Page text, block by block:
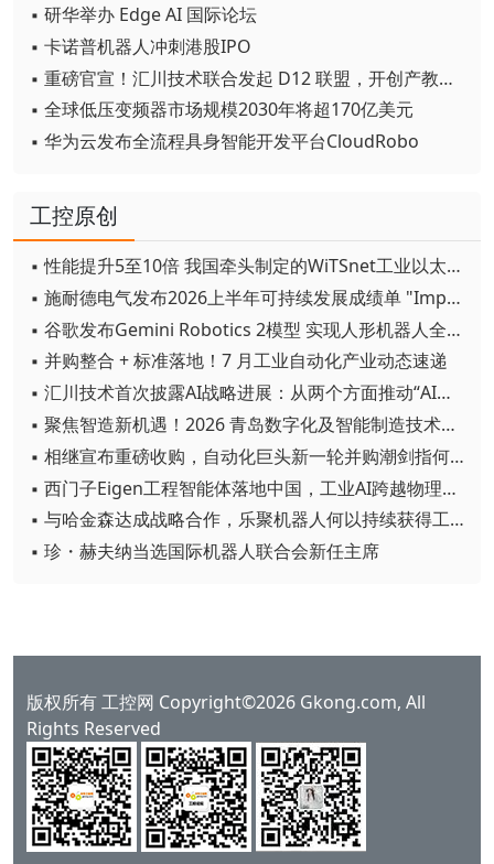
▪ 研华举办 Edge AI 国际论坛
▪ 卡诺普机器人冲刺港股IPO
▪ 重磅官宣！汇川技术联合发起 D12 联盟，开创产教融合新范式
▪ 全球低压变频器市场规模2030年将超170亿美元
▪ 华为云发布全流程具身智能开发平台CloudRobo
工控原创
▪ 性能提升5至10倍 我国牵头制定的WiTSnet工业以太网国际标准正式发布
▪ 施耐德电气发布2026上半年可持续发展成绩单 "Impact 2030"路线图开局稳健
▪ 谷歌发布Gemini Robotics 2模型 实现人形机器人全身智能控制突破
▪ 并购整合 + 标准落地！7 月工业自动化产业动态速递
▪ 汇川技术首次披露AI战略进展：从两个方面推动“AI业务化”落地
▪ 聚焦智造新机遇！2026 青岛数字化及智能制造技术论坛圆满落幕
▪ 相继宣布重磅收购，自动化巨头新一轮并购潮剑指何方？
▪ 西门子Eigen工程智能体落地中国，工业AI跨越物理世界“确定性”拐点
▪ 与哈金森达成战略合作，乐聚机器人何以持续获得工业巨头青睐？
▪ 珍・赫夫纳当选国际机器人联合会新任主席
版权所有 工控网 Copyright©2026 Gkong.com, All
Rights Reserved